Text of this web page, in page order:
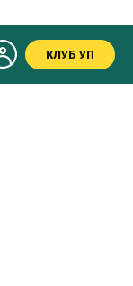
КЛУБ УП